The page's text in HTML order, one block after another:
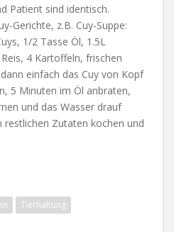
Patient sind identisch.
Gerichte, z.B. Cuy-Suppe:
1/2 Tasse Öl, 1.5L
4 Kartoffeln, frischen
einfach das Cuy von Kopf
5 Minuten im Öl anbraten,
und das Wasser drauf
restlichen Zutaten kochen und
Tierhaltung